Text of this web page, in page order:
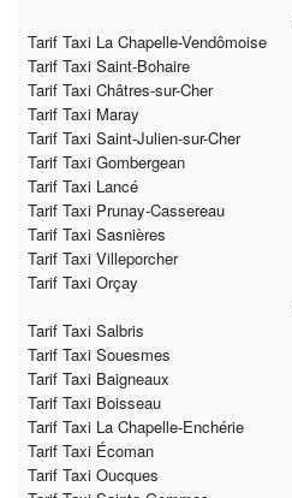
Tarif Taxi La Chapelle-Vendômoise
Tarif Taxi Saint-Bohaire
Tarif Taxi Châtres-sur-Cher
Tarif Taxi Maray
Tarif Taxi Saint-Julien-sur-Cher
Tarif Taxi Gombergean
Tarif Taxi Lancé
Tarif Taxi Prunay-Cassereau
Tarif Taxi Sasnières
Tarif Taxi Villeporcher
Tarif Taxi Orçay
Tarif Taxi Salbris
Tarif Taxi Souesmes
Tarif Taxi Baigneaux
Tarif Taxi Boisseau
Tarif Taxi La Chapelle-Enchérie
Tarif Taxi Écoman
Tarif Taxi Oucques